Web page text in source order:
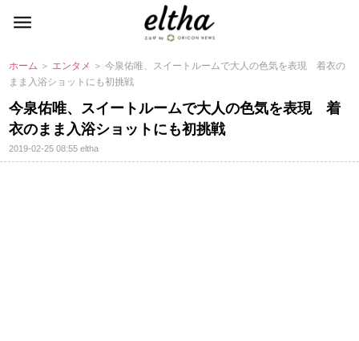
ホーム ＞ エンタメ ＞ 今泉佑唯、スイートルームで大人の色気を表現 着衣の
まま入浴ショットにも初挑戦
今泉佑唯、スイートルームで大人の色気を表現 着
衣のまま入浴ショットにも初挑戦
2019-02-25 08:55eltha